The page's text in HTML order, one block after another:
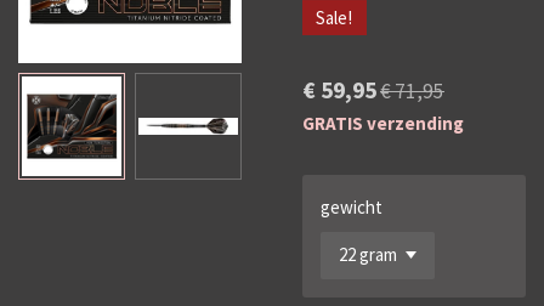
Sale!
€ 59,95€ 71,95
GRATIS verzending
gewicht